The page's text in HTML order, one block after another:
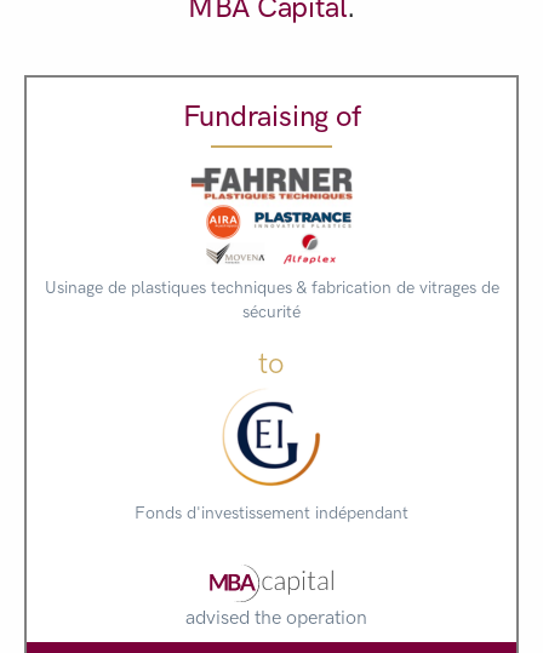
Fundraising of
Usinage de plastiques techniques & fabrication de vitrages de
sécurité
to
Fonds d'investissement indépendant
advised the operation